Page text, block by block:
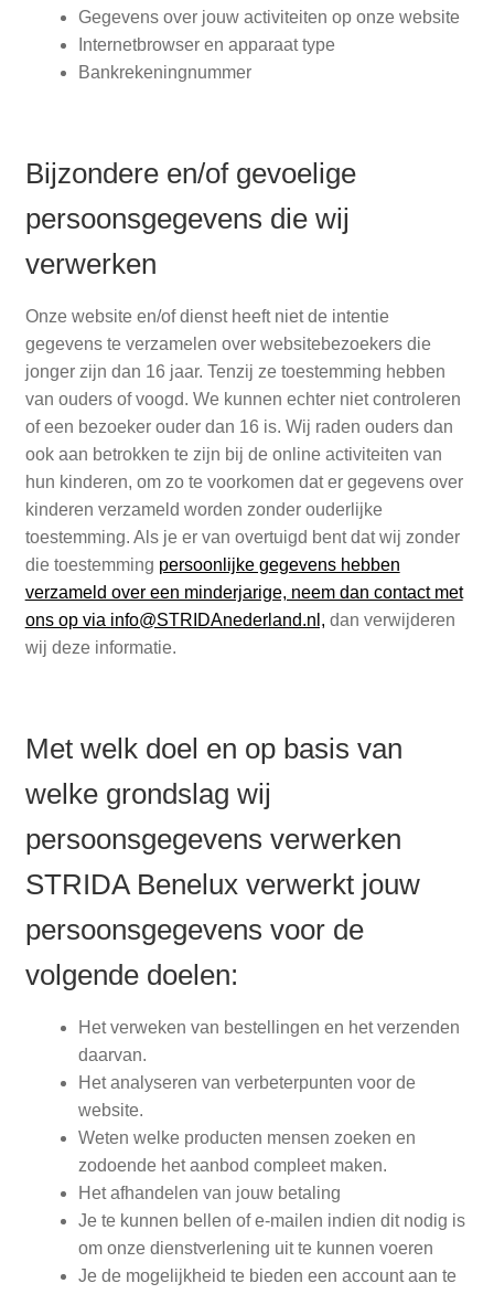
Gegevens over jouw activiteiten op onze website
Internetbrowser en apparaat type
Bankrekeningnummer
Bijzondere en/of gevoelige
persoonsgegevens die wij
verwerken
Onze website en/of dienst heeft niet de intentie
gegevens te verzamelen over websitebezoekers die
jonger zijn dan 16 jaar. Tenzij ze toestemming hebben
van ouders of voogd. We kunnen echter niet controleren
of een bezoeker ouder dan 16 is. Wij raden ouders dan
ook aan betrokken te zijn bij de online activiteiten van
hun kinderen, om zo te voorkomen dat er gegevens over
kinderen verzameld worden zonder ouderlijke
toestemming. Als je er van overtuigd bent dat wij zonder
die toestemming persoonlijke gegevens hebben
verzameld over een minderjarige, neem dan contact met
ons op via info@STRIDAnederland.nl, dan verwijderen
wij deze informatie.
Met welk doel en op basis van
welke grondslag wij
persoonsgegevens verwerken
STRIDA Benelux verwerkt jouw
persoonsgegevens voor de
volgende doelen:
Het verweken van bestellingen en het verzenden
daarvan.
Het analyseren van verbeterpunten voor de
website.
Weten welke producten mensen zoeken en
zodoende het aanbod compleet maken.
Het afhandelen van jouw betaling
Je te kunnen bellen of e-mailen indien dit nodig is
om onze dienstverlening uit te kunnen voeren
Je de mogelijkheid te bieden een account aan te